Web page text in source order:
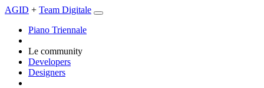
AGID + Team Digitale
Piano Triennale
Le community
Developers
Designers